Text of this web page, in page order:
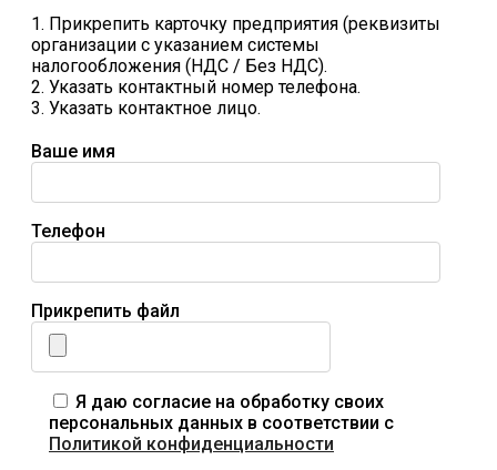
1. Прикрепить карточку предприятия (реквизиты
организации с указанием системы
налогообложения (НДС / Без НДС).
2. Указать контактный номер телефона.
3. Указать контактное лицо.
Ваше имя
Телефон
Прикрепить файл
Я даю согласие на обработку своих
персональных данных в соответствии с
Политикой конфиденциальности